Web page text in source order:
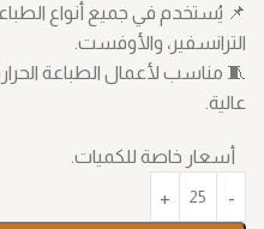
الترانسفير، والأوفست.
🧵 مناسب لأعمال الطباعة
عالية.
أسعار خاصة للكميات.